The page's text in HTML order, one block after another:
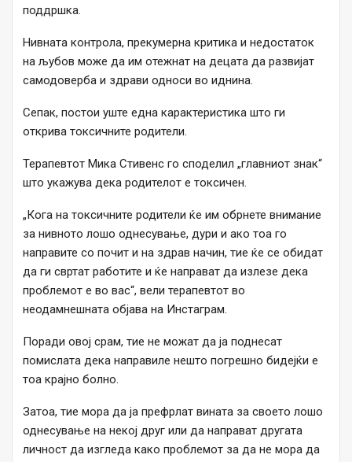
поддршка.
Нивната контрола, прекумерна критика и недостаток
на љубов може да им отежнат на децата да развијат
самодоверба и здрави односи во иднина.
Сепак, постои уште една карактеристика што ги
открива токсичните родители.
Терапевтот Мика Стивенс го споделил „главниот знак“
што укажува дека родителот е токсичен.
„Кога на токсичните родители ќе им обрнете внимание
за нивното лошо однесување, дури и ако тоа го
направите со почит и на здрав начин, тие ќе се обидат
да ги свртат работите и ќе направат да излезе дека
проблемот е во вас“, вели терапевтот во
неодамнешната објава на Инстаграм.
Поради овој срам, тие не можат да ја поднесат
помислата дека направиле нешто погрешно бидејќи е
тоа крајно болно.
Затоа, тие мора да ја префрлат вината за своето лошо
однесување на некој друг или да направат другата
личност да изгледа како проблемот за да не мора да